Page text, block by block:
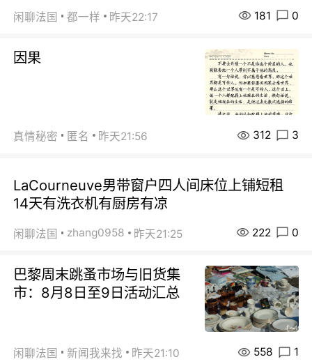
闲聊法国 都一样 昨天22:17 181 0
因果
真情秘密 匿名 昨天21:56 312 3
LaCourneuve男带窗户四人间床位上铺短租
14天有洗衣机有厨房有凉
闲聊法国 zhang0958 昨天21:25 222 0
巴黎周末跳蚤市场与旧货集
市：8月8日至9日活动汇总
闲聊法国 新闻我来找 昨天21:10 558 1